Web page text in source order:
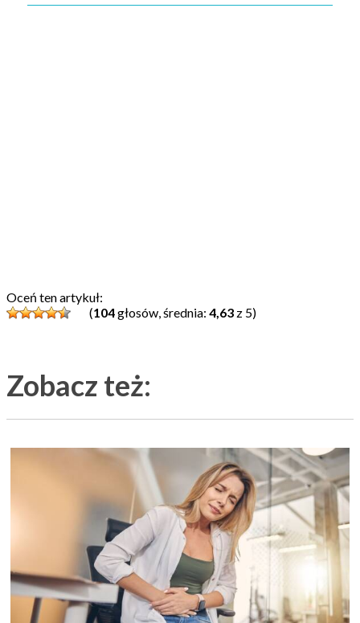
Oceń ten artykuł:
(104głosów, średnia: 4,63 z 5)
Zobacz też: